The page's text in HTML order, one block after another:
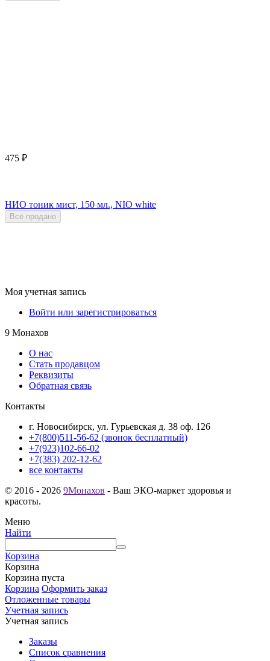
475 ₽
НИО тоник мист, 150 мл., NIO white
Всё продано
Моя учетная запись
Войти или зарегистрироваться
9 Монахов
О нас
Стать продавцом
Реквизиты
Обратная связь
Контакты
г. Новосибирск, ул. Гурьевская д. 38 оф. 126
+7(800)511-56-62 (звонок бесплатный)
+7(923)102-66-02
+7(383) 202-12-62
все контакты
© 2016 - 2026 9Монахов - Ваш ЭКО-маркет здоровья и
красоты.
Меню
Найти
Корзина
Корзина
Корзина пуста
Корзина Оформить заказ
Отложенные товары
Учетная запись
Учетная запись
Заказы
Список сравнения